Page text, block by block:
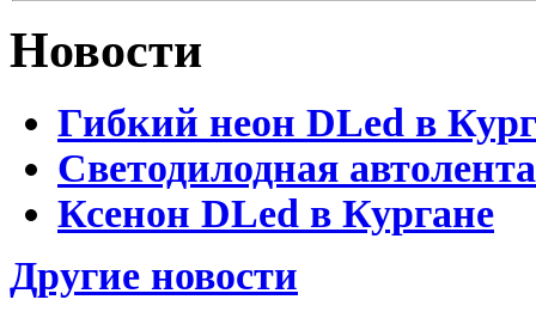
Новости
Гибкий неон DLed в
Светодилодная
Ксенон DLed в Кургане
Другие новости